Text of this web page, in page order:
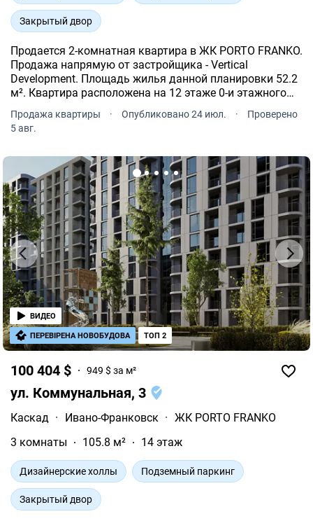
Закрытый двор
Продается 2-комнатная квартира в ЖК PORTO FRANKO.
Продажа напрямую от застройщика - Vertical
Development. Площадь жилья данной планировки 52.2
м². Квартира расположена на 12 этаже 0-и этажного
Продажа квартиры · Опубликовано 24 июл. ·
Проверено
5 авг.
100 404 $ 949 $ за м²
ул. Коммунальная, 3
Каскад · Ивано-Франковск · ЖК PORTO FRANKO
3 комнаты
105.8 м² 14 этаж
Дизайнерские холлы Подземный паркинг
Закрытый двор
ВИДЕО
ПЕРЕВІРЕНА НОВОБУДОВА ТОП 2